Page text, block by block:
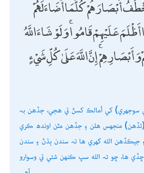
أَبْصَارَهُمْ ۖ كُلَّمَا أَضَاءَ لَهُمْ
عَلَيْهِمْ قَامُوا ۚ وَلَوْ شَاءَ اللَّهُ
إِنَّ اللَّهَ عَلَىٰ كُلِّ شَيْءٍ
سوجھري) کي اُمالڪ کسڻ تي ھجي، جڏھن بہ
منجھس ھلن ۽ جڏھن مٿن اوندھ ڪري
جيڪڏھن الله گھري ھا تہ سندن ٻڌڻ ۽ سندن
ھا، ڇو تہ الله سڀ ڪنھن شئي تي وسوارو